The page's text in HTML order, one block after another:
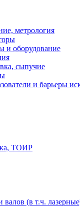
метрология
и оборудование
сыпучие
и барьеры
ТОИР
(в т.ч.